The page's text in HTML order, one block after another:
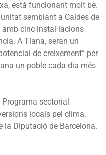
està funcionant molt bé.
sem­blant a Caldes de
cinc instal·lacions
A Tiana, seran un
de creixement” per
un poble cada dia més
sectorial
locals pel clima.
la Diputació de Barcelona.